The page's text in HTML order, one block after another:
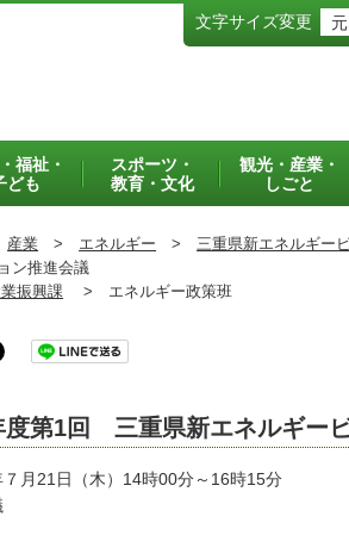
文字サイズ変更
福祉・
ども
スポーツ・
教育・文化
観光・産業・
しごと
産業 > エネルギー > 三重県新エネルギー
ン推進会議
振興課 > エネルギー政策班
度第1回 三重県新エネルギー
７月21日（木）14時00分～16時15分